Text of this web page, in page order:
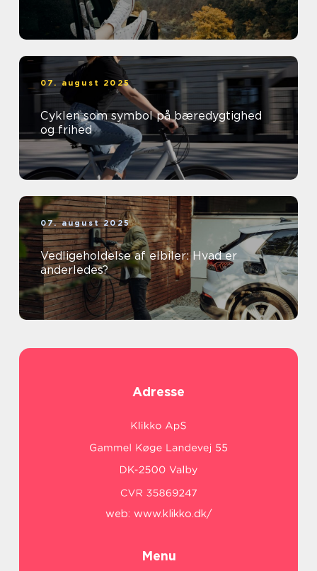
07. august 2025
Cyklen som symbol på bæredygtighed
og frihed
07. august 2025
Vedligeholdelse af elbiler: Hvad er
anderledes?
Adresse
web: www.klikko.dk/
Menu